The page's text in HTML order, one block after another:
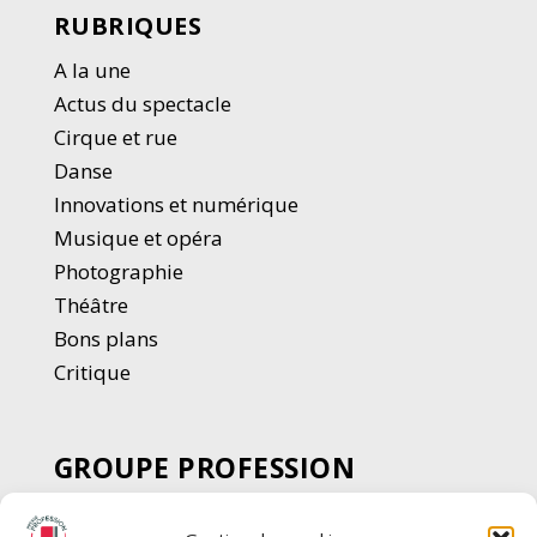
RUBRIQUES
A la une
Actus du spectacle
Cirque et rue
Danse
Innovations et numérique
Musique et opéra
Photographie
Théâtre
Bons plans
Critique
GROUPE PROFESSION
SPECTACLE